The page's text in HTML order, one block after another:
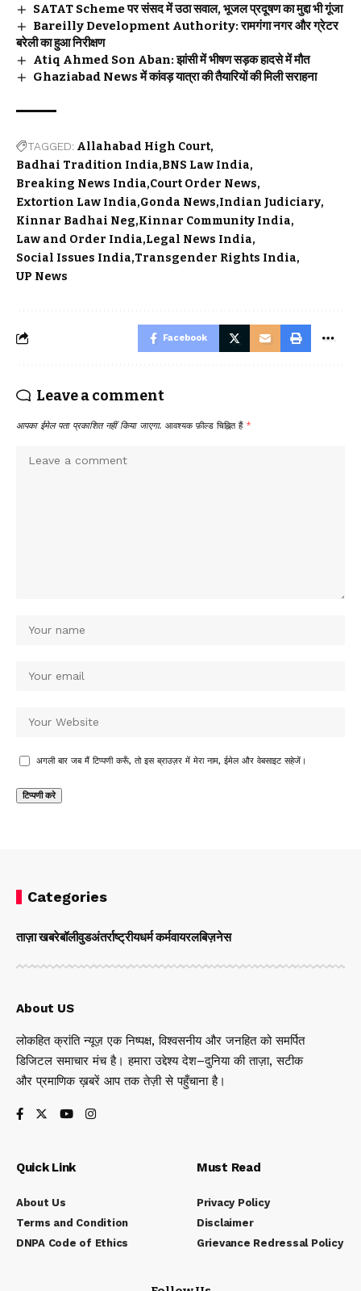
SATAT Scheme पर संसद में उठा सवाल, भूजल प्रदूषण का मुद्दा भी गूंजा
Bareilly Development Authority: रामगंगा नगर और ग्रेटर
बरेली का हुआ निरीक्षण
Atiq Ahmed Son Aban: झांसी में भीषण सड़क हादसे में मौत
Ghaziabad News में कांवड़ यात्रा की तैयारियों की मिली सराहना
TAGGED: Allahabad High Court
Badhai Tradition India BNS Law India
Breaking News India Court Order News
Extortion Law India Gonda News Indian Judiciary
Kinnar Badhai Neg Kinnar Community India
Law and Order India Legal News India
Social Issues India Transgender Rights India
UP News
Facebook
Leave a comment
आपका ईमेल पता प्रकाशित नहीं किया जाएगा. आवश्यक फ़ील्ड चिह्नित हैं *
अगली बार जब मैं टिप्पणी करूँ, तो इस ब्राउज़र में मेरा नाम, ईमेल और वेबसाइट सहेजें।
Categories
ताज़ा खबरेबॉलीवुडअंतर्राष्ट्रीयधर्म कर्मवायरलबिज़नेस
About US
लोकहित क्रांति न्यूज़ एक निष्पक्ष, विश्वसनीय और जनहित को समर्पित
डिजिटल समाचार मंच है। हमारा उद्देश्य देश–दुनिया की ताज़ा, सटीक
और प्रमाणिक ख़बरें आप तक तेज़ी से पहुँचाना है।
Quick Link
About Us
Terms and Condition
DNPA Code of Ethics
Must Read
Privacy Policy
Disclaimer
Grievance Redressal Policy